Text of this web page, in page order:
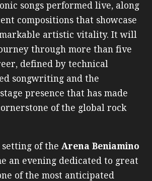
songs performed live, along
compositions that showcase
artistic vitality. It will
through more than five
defined by technical
songwriting and the
presence that has made
of the global rock
of the Arena Beniamino
an evening dedicated to great
of the most anticipated